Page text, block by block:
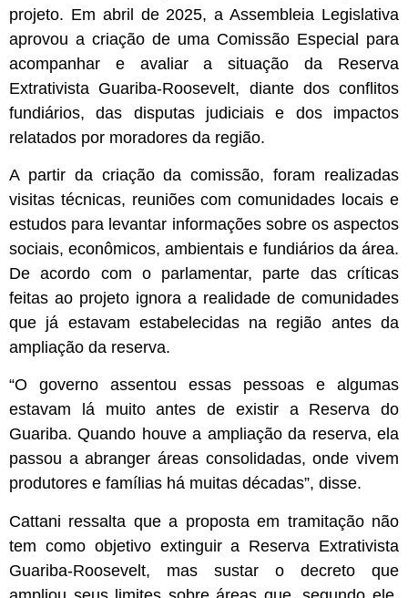
projeto. Em abril de 2025, a Assembleia Legislativa
aprovou a criação de uma Comissão Especial para
acompanhar e avaliar a situação da Reserva
Extrativista Guariba-Roosevelt, diante dos conflitos
fundiários, das disputas judiciais e dos impactos
relatados por moradores da região.
A partir da criação da comissão, foram realizadas
visitas técnicas, reuniões com comunidades locais e
estudos para levantar informações sobre os aspectos
sociais, econômicos, ambientais e fundiários da área.
De acordo com o parlamentar, parte das críticas
feitas ao projeto ignora a realidade de comunidades
que já estavam estabelecidas na região antes da
ampliação da reserva.
“O governo assentou essas pessoas e algumas
estavam lá muito antes de existir a Reserva do
Guariba. Quando houve a ampliação da reserva, ela
passou a abranger áreas consolidadas, onde vivem
produtores e famílias há muitas décadas”, disse.
Cattani ressalta que a proposta em tramitação não
tem como objetivo extinguir a Reserva Extrativista
Guariba-Roosevelt, mas sustar o decreto que